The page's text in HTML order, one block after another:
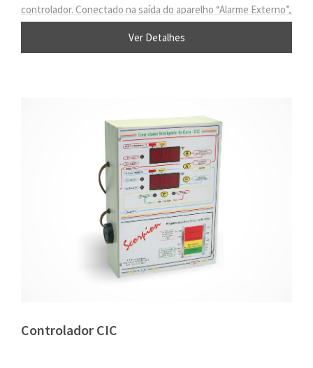
controlador. Conectado na saída do aparelho “Alarme Externo”,
Ver Detalhes
Controlador CIC